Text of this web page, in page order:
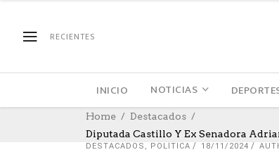
RECIENTES
INICIO NOTICIAS
Home
Destacados
Diputada Castillo Y Ex Senadora
DESTACADOS , POLÍTICA 18/11/2024